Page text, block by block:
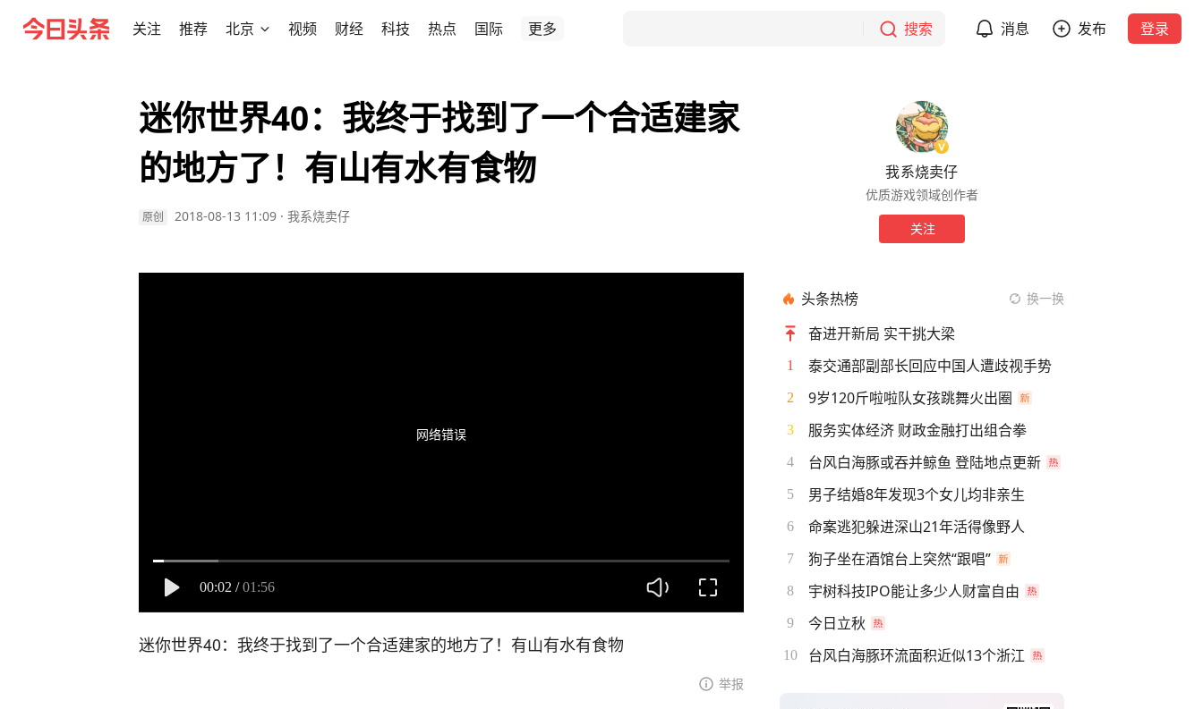
关注 推荐 北京 视频 财经 科技 热点 国际 更多 搜索 消息 发布 登录
迷你世界40：我终于找到了一个合适建家
的地方了！有山有水有食物
原创 2018-08-13 11:09 · 我系烧卖仔
网络错误
00:02 / 01:56
迷你世界40：我终于找到了一个合适建家的地方了！有山有水有食物
举报
我系烧卖仔
优质游戏领域创作者
关注
头条热榜 换一换
奋进开新局 实干挑大梁
1 泰交通部副部长回应中国人遭歧视手势
2 9岁120斤啦啦队女孩跳舞火出圈
3 服务实体经济 财政金融打出组合拳
4 台风白海豚或吞并鲸鱼 登陆地点更新
5 男子结婚8年发现3个女儿均非亲生
6 命案逃犯躲进深山21年活得像野人
7 狗子坐在酒馆台上突然“跟唱”
8 宇树科技IPO能让多少人财富自由
9 今日立秋
10 台风白海豚环流面积近似13个浙江